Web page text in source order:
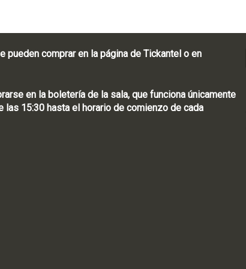
comprar en la página de Tickantel o en
en la boletería de la sala, que funciona únicamente
15:30 hasta el horario de comienzo de cada
2] 1950-8565
| CP 11100